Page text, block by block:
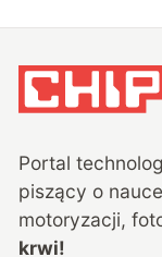
Portal
piszący o
motoryzacji,
krwi!